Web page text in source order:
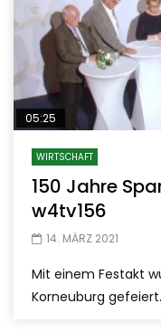
05:25
WIRTSCHAFT
150 Jahre
w4tv156
14. MÄRZ 2021
Mit einem Festakt
Korneuburg gefeiert.